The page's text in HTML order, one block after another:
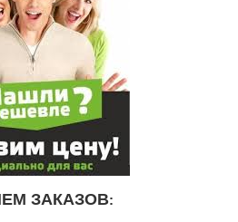
ЗАКАЗОВ: